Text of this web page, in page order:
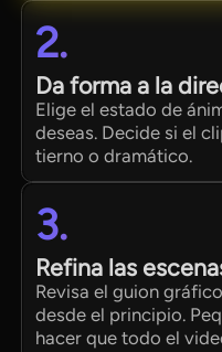
2.
Da forma a la
Elige el estado de
deseas. Decide si el
tierno o dramático.
3.
Refina las
Revisa el guion
desde el principio.
hacer que todo el